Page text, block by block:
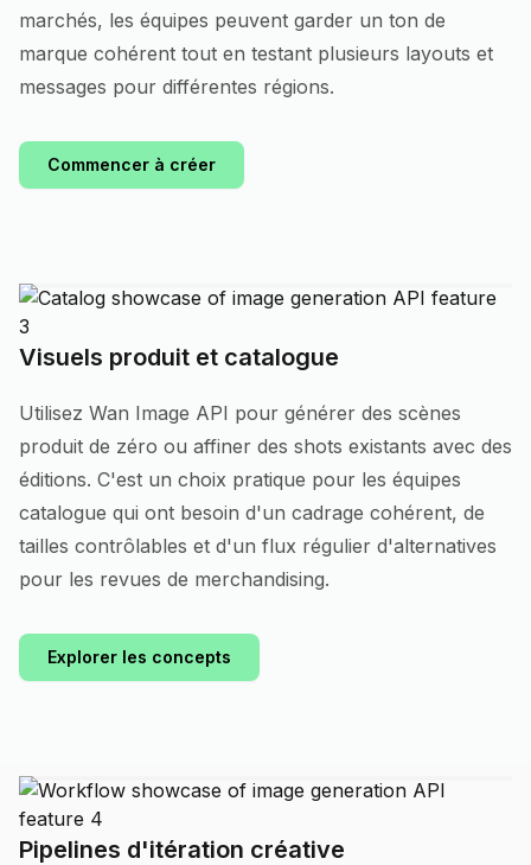
marchés, les équipes peuvent garder un ton de
marque cohérent tout en testant plusieurs layouts et
messages pour différentes régions.
Commencer à créer
Visuels produit et catalogue
Utilisez Wan Image API pour générer des scènes
produit de zéro ou affiner des shots existants avec des
éditions. C'est un choix pratique pour les équipes
catalogue qui ont besoin d'un cadrage cohérent, de
tailles contrôlables et d'un flux régulier d'alternatives
pour les revues de merchandising.
Explorer les concepts
Pipelines d'itération créative